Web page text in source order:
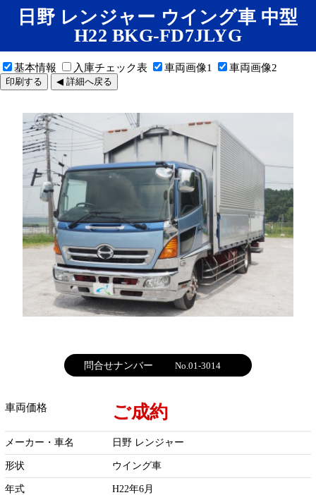
日野 レンジャー ウイング車 中型
H22 BKG-FD7JLYG
基本情報 入庫チェック表 車両画像1 車両画像2
印刷する ◀ 詳細へ戻る
問合せナンバー No.01-3014
車両価格 ご成約
メーカー・車名 日野 レンジャー
形状 ウイング車
年式 H22年6月